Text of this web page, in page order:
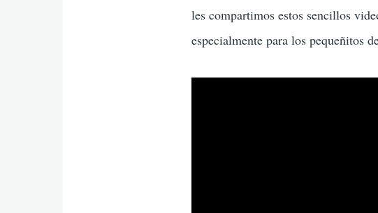
les compartimos estos sencillos
especialmente para los pequeñitos